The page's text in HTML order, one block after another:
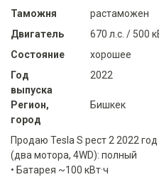
Таможня
растаможен
Двигатель
670 л.с. / 500
Состояние
хорошее
Год
выпуска
2022
Регион,
город
Бишкек
Продаю Tesla S рест 2 2022
(два мотора, 4WD): полный
• Батарея ~100 кВт·ч